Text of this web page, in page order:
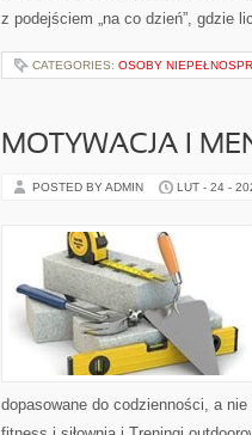
z podejściem „na co dzień”,
CATEGORIES: OSOBY
MOTYWACJA I
POSTED BY ADMIN LUT - 24 -
dopasowane do codzienności, a